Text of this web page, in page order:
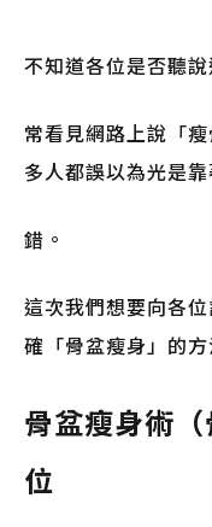
不知道各位是否聽
常看見網路上說「
多人都誤以為光是
錯。
這次我們想要向各
確「骨盆瘦身」的方
骨盆瘦身術
位